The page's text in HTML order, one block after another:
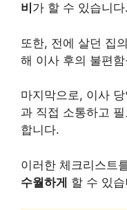
비 가 할 수 있습니다.
또한, 전에 살던 집의
해 이사 후의 불편
마지막으로, 이사 당
과 직접 소통하고
합니다.
이러한 체크리스트
수월하게 할 수 있